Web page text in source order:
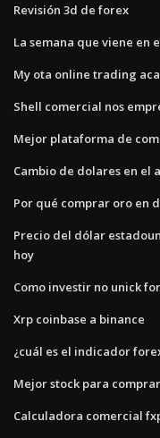
Revisión 3d de forex
La semana que viene en
My ota online trading
Shell comercial nos
Mejor plataforma de
Cambio de dolares en el
Por qué comprar oro en
Precio del dólar
hoy
Como investir no unick
Xrp coinbase a binance
¿cuál es el indicador
Mejor stock para
Calculadora comercial